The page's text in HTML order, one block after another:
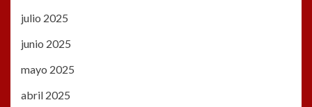
julio 2025
junio 2025
mayo 2025
abril 2025